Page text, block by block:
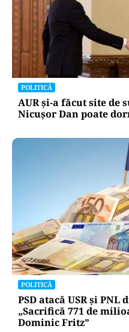
POLITICĂ
AUR și-a făcut site de
Nicușor Dan poate
POLITICĂ
PSD atacă USR și PNL
„Sacrifică 771 de
Dominic Fritz”